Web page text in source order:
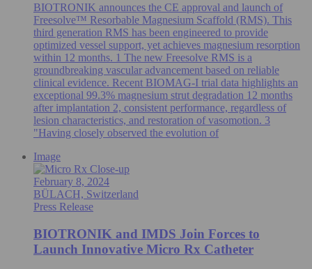
BIOTRONIK announces the CE approval and launch of
Freesolve™ Resorbable Magnesium Scaffold (RMS). This
third generation RMS has been engineered to provide
optimized vessel support, yet achieves magnesium resorption
within 12 months. 1 The new Freesolve RMS is a
groundbreaking vascular advancement based on reliable
clinical evidence. Recent BIOMAG-I trial data highlights an
exceptional 99.3% magnesium strut degradation 12 months
after implantation 2, consistent performance, regardless of
lesion characteristics, and restoration of vasomotion. 3
"Having closely observed the evolution of
Image
February 8, 2024
BÜLACH, Switzerland
Press Release
BIOTRONIK and IMDS Join Forces to
Launch Innovative Micro Rx Catheter